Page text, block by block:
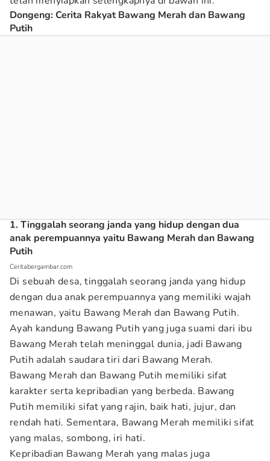
Dongeng: Cerita Rakyat Bawang Merah dan Bawang
Putih
1. Tinggalah seorang janda yang hidup dengan dua
anak perempuannya yaitu Bawang Merah dan Bawang
Putih
Ceritabergambar.com
Di sebuah desa, tinggalah seorang janda yang hidup
dengan dua anak perempuannya yang memiliki wajah
menawan, yaitu Bawang Merah dan Bawang Putih.
Ayah kandung Bawang Putih yang juga suami dari ibu
Bawang Merah telah meninggal dunia, jadi Bawang
Putih adalah saudara tiri dari Bawang Merah.
Bawang Merah dan Bawang Putih memiliki sifat
karakter serta kepribadian yang berbeda. Bawang
Putih memiliki sifat yang rajin, baik hati, jujur, dan
rendah hati. Sementara, Bawang Merah memiliki sifat
yang malas, sombong, iri hati.
Kepribadian Bawang Merah yang malas juga